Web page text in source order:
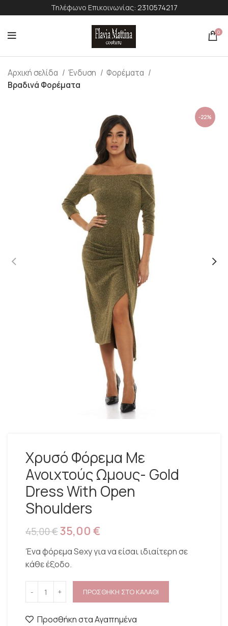
Τηλέφωνο Επικοινωνίας: 2310574217
0
Αρχική σελίδα Ένδυση
Φορέματα
Βραδινά Φορέματα
-22%
Χρυσό Φόρεμα Με
Ανοιχτούς Ωμους- Gold
Dress With Open
Shoulders
45,00€35,00 €
Ένα φόρεμα Sexy για να είσαι ιδιαίτερη σε
κάθε έξοδο.
ΠΡΟΣΘΗΚΗ ΣΤΟ ΚΑΛΑΘΙ
Προσθήκη στα Αγαπημένα